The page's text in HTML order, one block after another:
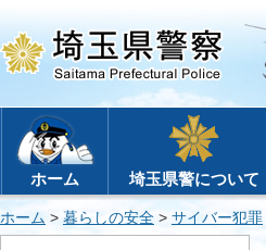
ホーム 埼玉県警について
ホーム > 暮らしの安全 > サイバー犯罪